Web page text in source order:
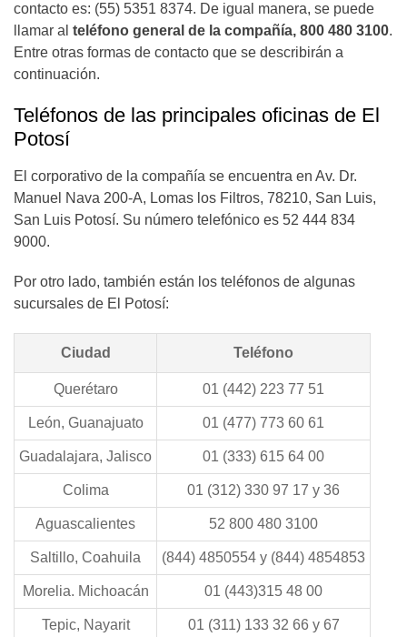
contacto es: (55) 5351 8374. De igual manera, se puede
llamar al teléfono general de la compañía, 800 480 3100.
Entre otras formas de contacto que se describirán a
continuación.
Teléfonos de las principales oficinas de El
Potosí
El corporativo de la compañía se encuentra en Av. Dr.
Manuel Nava 200-A, Lomas los Filtros, 78210, San Luis,
San Luis Potosí. Su número telefónico es 52 444 834
9000.
Por otro lado, también están los teléfonos de algunas
sucursales de El Potosí:
Ciudad Teléfono
Querétaro 01 (442) 223 77 51
León, Guanajuato 01 (477) 773 60 61
Guadalajara, Jalisco 01 (333) 615 64 00
Colima 01 (312) 330 97 17 y 36
Aguascalientes 52 800 480 3100
Saltillo, Coahuila (844) 4850554 y (844) 4854853
Morelia. Michoacán 01 (443)315 48 00
Tepic, Nayarit 01 (311) 133 32 66 y 67